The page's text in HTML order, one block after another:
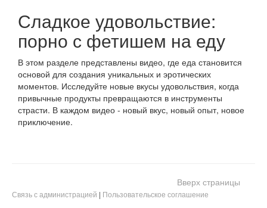
Сладкое удовольствие:
порно с фетишем на еду
В этом разделе представлены видео, где еда становится
основой для создания уникальных и эротических
моментов. Исследуйте новые вкусы удовольствия, когда
привычные продукты превращаются в инструменты
страсти. В каждом видео - новый вкус, новый опыт, новое
приключение.
Вверх страницы
Связь с администрацией | Пользовательское соглашение